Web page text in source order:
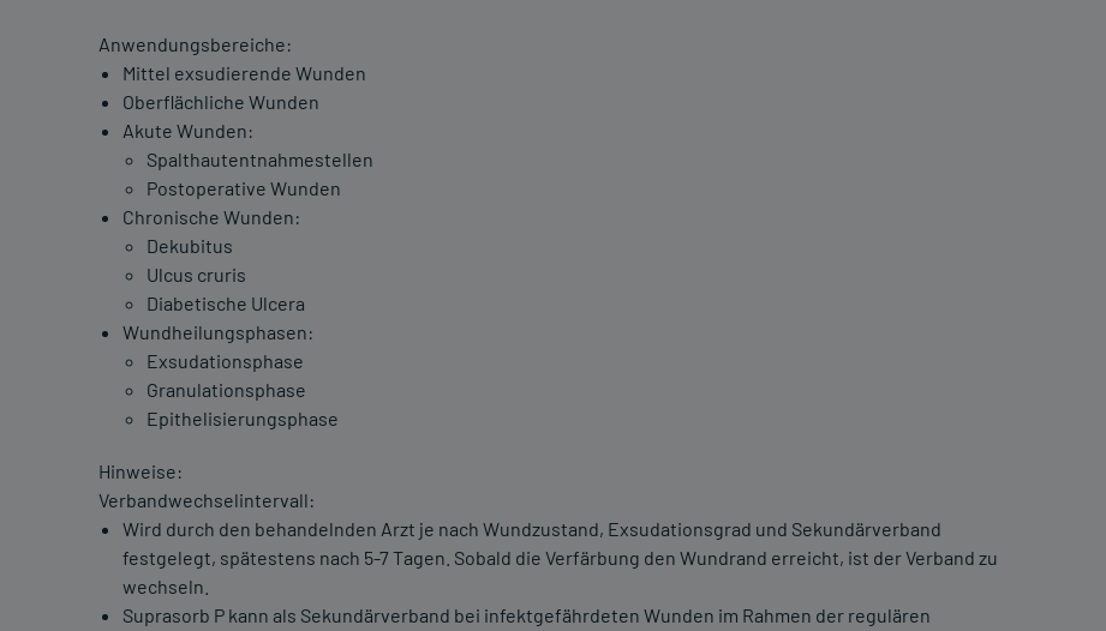
Anwendungsbereiche:
Mittel exsudierende Wunden
Oberflächliche Wunden
Akute Wunden:
Spalthautentnahmestellen
Postoperative Wunden
Chronische Wunden:
Dekubitus
Ulcus cruris
Diabetische Ulcera
Wundheilungsphasen:
Exsudationsphase
Granulationsphase
Epithelisierungsphase
Hinweise:
Verbandwechselintervall:
Wird durch den behandelnden Arzt je nach Wundzustand, Exsudationsgrad und Sekundärverband
festgelegt, spätestens nach 5-7 Tagen. Sobald die Verfärbung den Wundrand erreicht, ist der Verband zu
wechseln.
Suprasorb P kann als Sekundärverband bei infektgefährdeten Wunden im Rahmen der regulären